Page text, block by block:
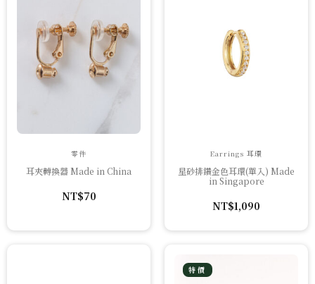
零件
耳夾轉換器 Made in China
NT$70
Earrings 耳環
星砂排鑽金色耳環(單入) Made
in Singapore
NT$1,090
特價